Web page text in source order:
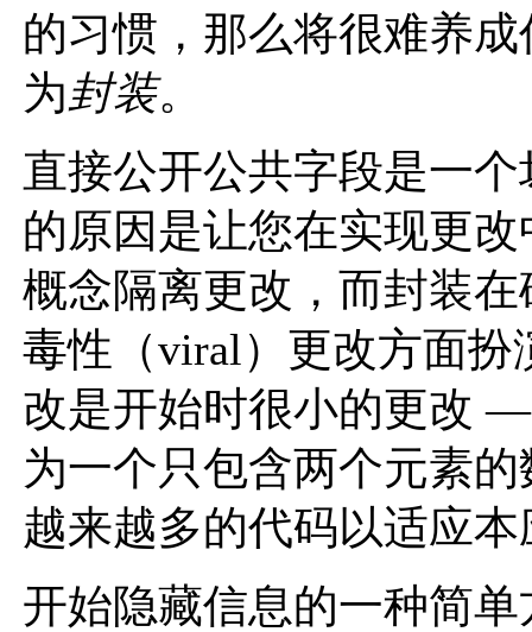
的习惯，那么将很难养
为封装。
直接公开公共字段是一
的原因是让您在实现更
概念隔离更改，而封装
毒性（viral）更改方面扮
改是开始时很小的更改
为一个只包含两个元素
越来越多的代码以适应
开始隐藏信息的一种简